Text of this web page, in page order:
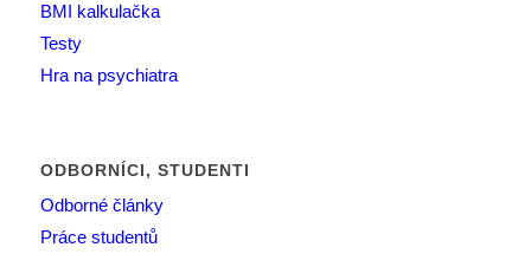
BMI kalkulačka
Testy
Hra na psychiatra
ODBORNÍCI, STUDENTI
Odborné články
Práce studentů